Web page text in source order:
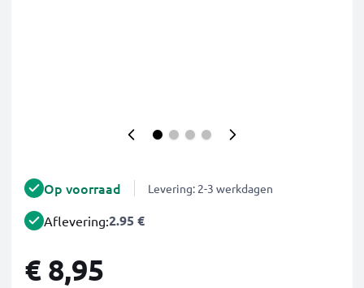
Op voorraad Levering: 2-3 werkdagen
Aflevering:2.95 €
€ 8,95